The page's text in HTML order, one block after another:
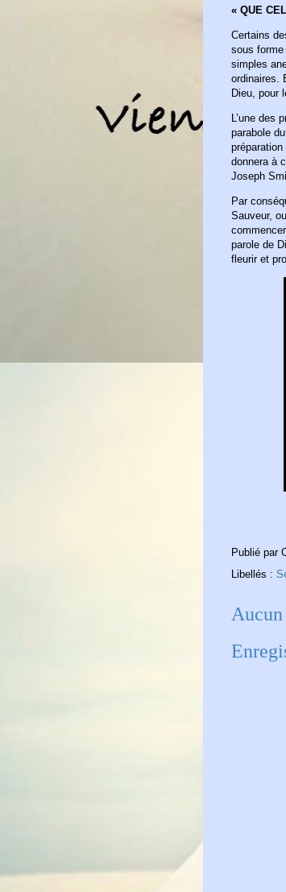
« QUE
Certains
sous forme
simples
ordinaires.
Dieu, pour
L’une des
parabole
donnera à
Joseph
Par
Sauveur,
parole de
fleurir et
Publié par
Libellés :